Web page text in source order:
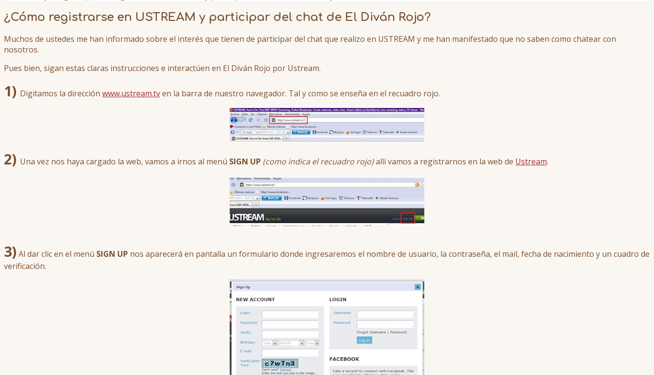
¿Cómo registrarse en USTREAM y participar del chat de El Diván Rojo?
Muchos de ustedes me han informado sobre el interés que tienen de participar del chat que realizo en USTREAM y me han manifestado que no saben como chatear con
nosotros.
Pues bien, sigan estas claras instrucciones e interactúen en El Diván Rojo por Ustream.
1) Digitamos la dirección www.ustream.tven la barra de nuestro navegador. Tal y como se enseña en el recuadro rojo.
2) Una vez nos haya cargado la web, vamos a irnos al menú SIGN UP (como indica el recuadro rojo)allí vamos a registrarnos en la web de Ustream.
3) Al dar clic en el menú SIGN UP nos aparecerá en pantalla un formulario donde ingresaremos el nombre de usuario, la contraseña, el mail, fecha de nacimiento y un cuadro de
verificación.